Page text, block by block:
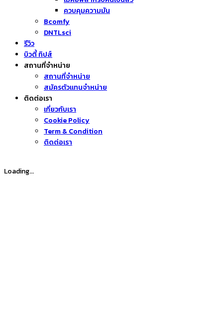
ควบคุมความมัน
Bcomfy
DNTLsci
รีวิว
บิวตี้ ทิปส์
สถานที่จำหน่าย
สถานที่จำหน่าย
สมัครตัวแทนจำหน่าย
ติดต่อเรา
เกี่ยวกับเรา
Cookie Policy
Term & Condition
ติดต่อเรา
Loading...